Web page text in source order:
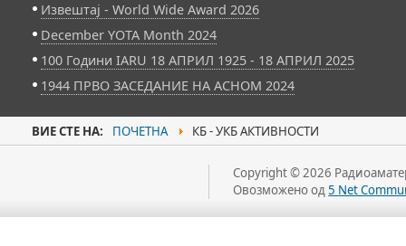
Извештај - World Wide Award 2026
December YOTA Month 2024
100 Години IARU 18 АПРИЛ 1925 - 18 АПРИЛ 2025
1944 ПРВО ЗАСЕДАНИЕ НА АСНОМ 2024
ВИЕ СТЕ НА: ПОЧЕТНА КБ - УКБ АКТИВНОСТИ
Copyright © 2026
Овозможено од5 Net